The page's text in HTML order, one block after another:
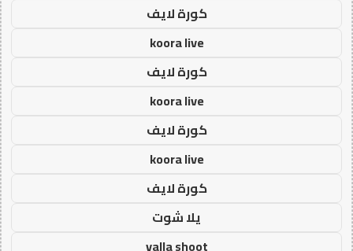
كورة لايف
koora live
كورة لايف
koora live
كورة لايف
koora live
كورة لايف
يلا شوت
yalla shoot